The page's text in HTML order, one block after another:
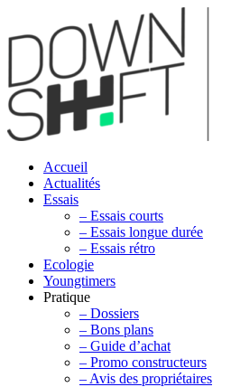
Accueil
Actualités
Essais
– Essais courts
– Essais longue durée
– Essais rétro
Ecologie
Youngtimers
Pratique
– Dossiers
– Bons plans
– Guide d’achat
– Promo constructeurs
– Avis des propriétaires